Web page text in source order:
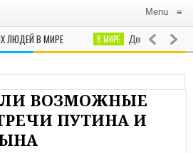
Menu ≡
В МИРЕ‍ В МИРЕ Два
ВОЗМОЖНЫЕ
ПУТИНА И